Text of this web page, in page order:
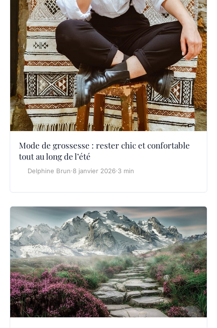
Mode de grossesse : rester chic et confortable
tout au long de l’été
Delphine Brun·8 janvier 2026·3 min